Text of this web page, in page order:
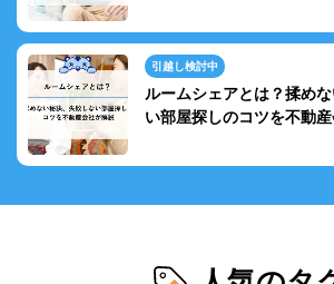
引越し検討中
ルームシェアとは？揉め
い部屋探しのコツを不動